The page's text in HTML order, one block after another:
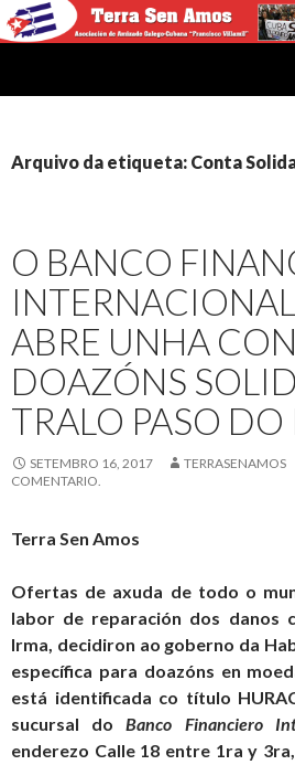
Arquivo da etiqueta: Conta
O BANCO
ABRE UNHA
DOAZÓNS
TRALO PASO
SETEMBRO 16, 2017 TERRASENAMOS
COMENTARIO.
Terra Sen Amos
Ofertas de axuda de todo o
labor de reparación dos danos
Irma, decidiron ao goberno da
específica para doazóns en
está identificada co título
sucursal doBanco Financiero
enderezo Calle 18 entre 1ra y